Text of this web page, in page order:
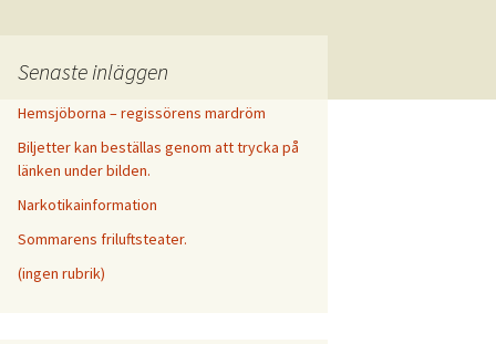
Tiraholmsteatern 2001
Tiraholmsteatern 2002
Tiraholmsteatern 2003
Tiraholmsteatern 2004
Tiraholmsteatern 2005
Tiraholmsteatern 2006
TIraholmsteatern 2008
Tiraholmsteatern 2009
Tiraholmsteatern 2010
Tiraholmsteatern 2011
Tiraholmsteatern 2012
Tiraholmsteatern 2013
Tiraholmsteater 2016
Tiraholmsteatern 2017
Tiraholmsteaten 2021
Senaste inläggen
Hemsjöborna – regissörens mardröm
Biljetter kan beställas genom att trycka på
länken under bilden.
Narkotikainformation
Sommarens friluftsteater.
(ingen rubrik)